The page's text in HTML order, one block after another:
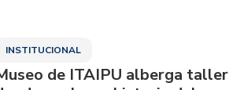
INSTITUCIONAL
de ITAIPU alberga taller